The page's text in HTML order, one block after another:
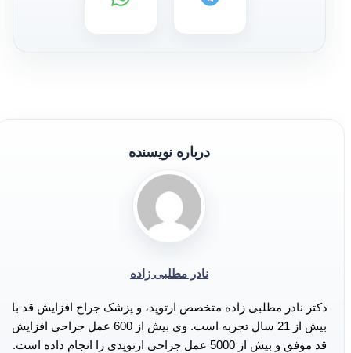
درباره نویسنده
نادر مطلبی زاده
دکتر نادر مطلبی زاده متخصص ارتوپد، و پزشک جراح افزایش قد با
بیش از 21 سال تجربه است. وی بیش از 600 عمل جراحی افزایش
قد موفق و بیش از 5000 عمل جراحی ارتوپدی را انجام داده است.